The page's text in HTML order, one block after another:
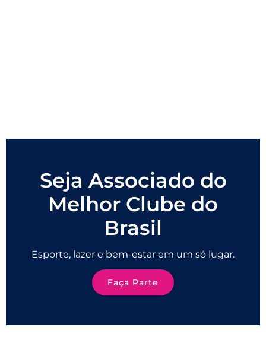
Seja Associado do
Melhor Clube do
Brasil
Esporte, lazer e bem-estar em um só lugar.
Faça Parte